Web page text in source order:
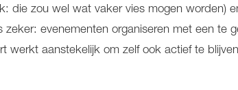
die zou wel wat vaker vies mogen worden)
evenementen organiseren met een te
werkt aanstekelijk om zelf ook actief te